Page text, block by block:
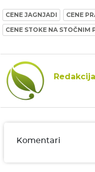
CENE JAGNJADI CENE
CENE STOKE NA STOČNIM
Redakcija
Komentari